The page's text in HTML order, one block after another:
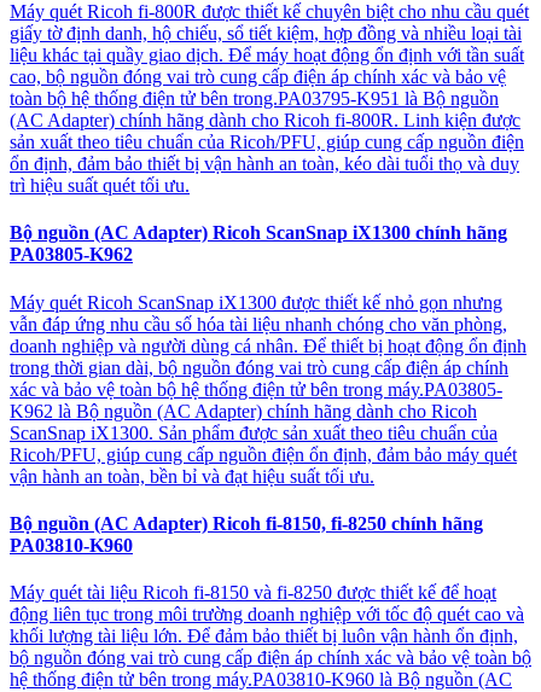
Máy quét Ricoh fi-800R được thiết kế chuyên biệt cho nhu cầu quét
giấy tờ định danh, hộ chiếu, sổ tiết kiệm, hợp đồng và nhiều loại tài
liệu khác tại quầy giao dịch. Để máy hoạt động ổn định với tần suất
cao, bộ nguồn đóng vai trò cung cấp điện áp chính xác và bảo vệ
toàn bộ hệ thống điện tử bên trong.PA03795-K951 là Bộ nguồn
(AC Adapter) chính hãng dành cho Ricoh fi-800R. Linh kiện được
sản xuất theo tiêu chuẩn của Ricoh/PFU, giúp cung cấp nguồn điện
ổn định, đảm bảo thiết bị vận hành an toàn, kéo dài tuổi thọ và duy
trì hiệu suất quét tối ưu.
Bộ nguồn (AC Adapter) Ricoh ScanSnap iX1300 chính hãng
PA03805-K962
Máy quét Ricoh ScanSnap iX1300 được thiết kế nhỏ gọn nhưng
vẫn đáp ứng nhu cầu số hóa tài liệu nhanh chóng cho văn phòng,
doanh nghiệp và người dùng cá nhân. Để thiết bị hoạt động ổn định
trong thời gian dài, bộ nguồn đóng vai trò cung cấp điện áp chính
xác và bảo vệ toàn bộ hệ thống điện tử bên trong máy.PA03805-
K962 là Bộ nguồn (AC Adapter) chính hãng dành cho Ricoh
ScanSnap iX1300. Sản phẩm được sản xuất theo tiêu chuẩn của
Ricoh/PFU, giúp cung cấp nguồn điện ổn định, đảm bảo máy quét
vận hành an toàn, bền bỉ và đạt hiệu suất tối ưu.
Bộ nguồn (AC Adapter) Ricoh fi-8150, fi-8250 chính hãng
PA03810-K960
Máy quét tài liệu Ricoh fi-8150 và fi-8250 được thiết kế để hoạt
động liên tục trong môi trường doanh nghiệp với tốc độ quét cao và
khối lượng tài liệu lớn. Để đảm bảo thiết bị luôn vận hành ổn định,
bộ nguồn đóng vai trò cung cấp điện áp chính xác và bảo vệ toàn bộ
hệ thống điện tử bên trong máy.PA03810-K960 là Bộ nguồn (AC